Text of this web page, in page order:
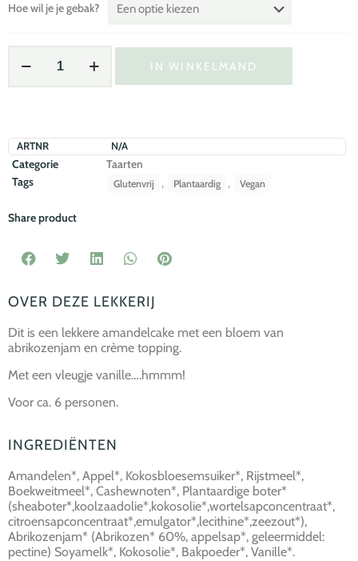
Hoe wil je je gebak?
IN WINKELMAND
ARTNR N/A
Categorie
Taarten
Tags
Glutenvrij , Plantaardig , Vegan
Share product
OVER DEZE LEKKERIJ
Dit is een lekkere amandelcake met een bloem van
abrikozenjam en crème topping.
Met een vleugje vanille….hmmm!
Voor ca. 6 personen.
INGREDIËNTEN
Amandelen*, Appel*, Kokosbloesemsuiker*, Rijstmeel*,
Boekweitmeel*, Cashewnoten*, Plantaardige boter*
(sheaboter*,koolzaadolie*,kokosolie*,wortelsapconcentraat*,
citroensapconcentraat*,emulgator*,lecithine*,zeezout*),
Abrikozenjam* (Abrikozen* 60%, appelsap*, geleermiddel:
pectine) Soyamelk*, Kokosolie*, Bakpoeder*, Vanille*.